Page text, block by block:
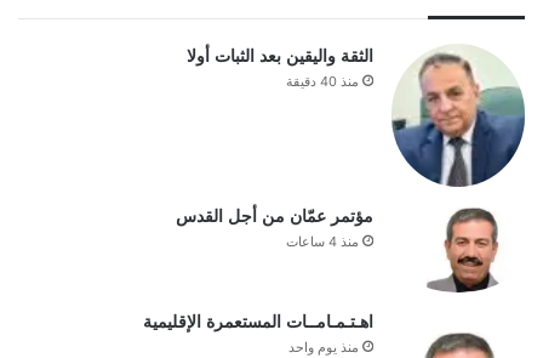
الثقة واليقين بعد الثبات أولا
منذ 40 دقيقة
مؤتمر عمّان من أجل القدس
منذ 4 ساعات
اهـتـمـامــات المستعمرة الإقليمية
منذ يوم واحد